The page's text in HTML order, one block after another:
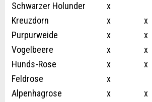
Schwarzer Holunder
x
Kreuzdorn
x
x
Purpurweide
x
x
Vogelbeere
x
x
Hunds-Rose
x
x
Feldrose
x
Alpenhagrose
x
x